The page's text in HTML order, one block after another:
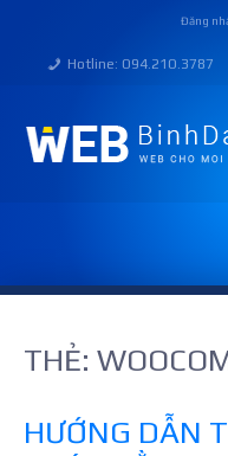
Đăng
Hotline: O94.21O.3787
THẺ:
HƯỚNG DẪN